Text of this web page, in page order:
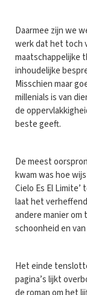
Daarmee zijn we
werk dat het toch
maatschappelijke
inhoudelijke
Misschien maar
millenials is van
de
beste geeft.
De meest
kwam was hoe
Cielo Es El
laat het
andere manier om
schoonheid en
Het einde
pagina’s lijkt